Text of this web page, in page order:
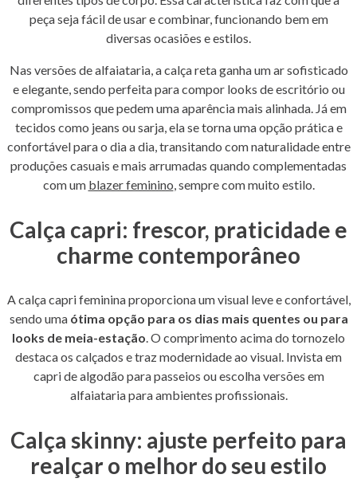
peça seja fácil de usar e combinar, funcionando bem em
diversas ocasiões e estilos.
Nas versões de alfaiataria, a calça reta ganha um ar sofisticado
e elegante, sendo perfeita para compor looks de escritório ou
compromissos que pedem uma aparência mais alinhada. Já em
tecidos como jeans ou sarja, ela se torna uma opção prática e
confortável para o dia a dia, transitando com naturalidade entre
produções casuais e mais arrumadas quando complementadas
com um blazer feminino, sempre com muito estilo.
Calça capri: frescor, praticidade e
charme contemporâneo
A calça capri feminina proporciona um visual leve e confortável,
sendo uma ótima opção para os dias mais quentes ou para
looks de meia-estação. O comprimento acima do tornozelo
destaca os calçados e traz modernidade ao visual. Invista em
capri de algodão para passeios ou escolha versões em
alfaiataria para ambientes profissionais.
Calça skinny: ajuste perfeito para
realçar o melhor do seu estilo